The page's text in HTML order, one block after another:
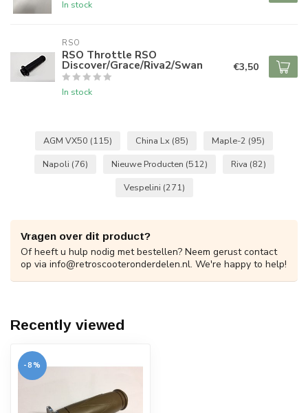
In stock
RSO
RSO Throttle RSO
Discover/Grace/Riva2/Swan
In stock
€3,50
AGM VX50 (115) China Lx (85) Maple-2 (95)
Napoli (76) Nieuwe Producten (512) Riva (82)
Vespelini (271)
Vragen over dit product?
Of heeft u hulp nodig met bestellen? Neem gerust contact
op via info@retroscooteronderdelen.nl. We're happy to help!
Recently viewed
-8%